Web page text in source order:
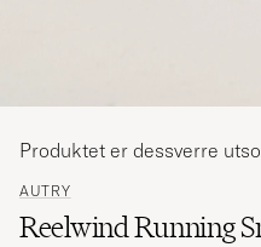
AUTRY
Reelwind Running
Produktet er dessverre